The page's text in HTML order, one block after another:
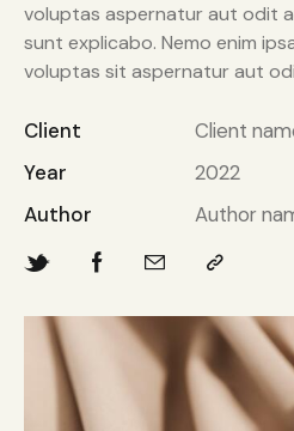
voluptas aspernatur aut odit
sunt explicabo. Nemo enim
voluptas sit aspernatur aut
Client
Client
Year
2022
Author
Author